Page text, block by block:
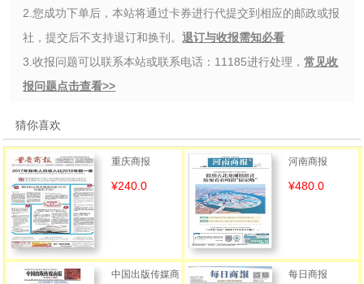
2.您成功下单后，本站将通过卡券进行代提交到相应的邮政或报
社，提交后不支持退订和换刊。退订与收报需知必看
3.收报问题可以联系本站或联系电话：11185进行处理，常见收
报问题点击查看>>
猜你喜欢
重庆商报
¥240.0
河南商报
¥480.0
中国出版传媒商 每日商报